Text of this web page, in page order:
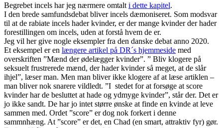
Begrebet incels har jeg nærmere omtalt i dette kapitel.
I den brede samfundsdebat bliver incels dæmoniseret. Som modsvar
til at de rabiate incels hader kvinder, er der mange kvinder der hader
forestillingen om incels, uden at forstå hvem de er.
Jeg vil her give nogle eksempler fra den danske debat anno 2020.
Et eksempel er en længere artikel på DR´s hjemmeside med
overskriften ”Mænd der ødelægger kvinder”. ” Bliv klogere på
seksuelt frustrerede mænd, der hader kvinder så meget, at de slår
ihjel”, læser man. Men man bliver ikke klogere af at læse artiklen –
man bliver nok snarere vildledt. ”I stedet for at forsøge at score
kvinder har de besluttet at hade og ydmyge kvinder”, står der. Det er
jo ikke sandt. De har jo intet større ønske at finde en kvinde at leve
sammen med. Ordet ”score” er dog nok forkert i denne
sammnhæng. At ”score” er det, en Chad (en smart, attraktiv fyr) gør.